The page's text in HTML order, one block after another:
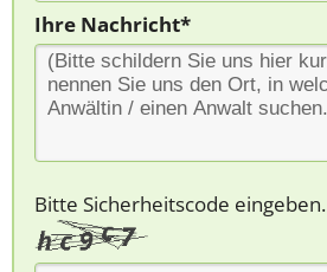
Ihre Nachricht*
Bitte Sicherheitscode eingeben.